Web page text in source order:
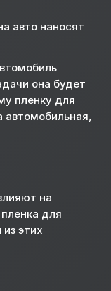
авто наносят
она будет
пленку для
автомобильная,
на
для
этих